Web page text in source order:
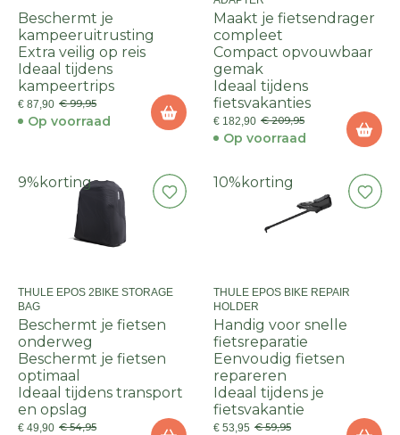
Beschermt je
kampeeruitrusting
Extra veilig op reis
Ideaal tijdens
kampeertrips
€ 87,90 € 99,95
Op voorraad
Maakt je fietsendrager
compleet
Compact opvouwbaar
gemak
Ideaal tijdens
fietsvakanties
€ 182,90 € 209,95
Op voorraad
9% korting
THULE EPOS 2BIKE STORAGE
BAG
Beschermt je fietsen
onderweg
Beschermt je fietsen
optimaal
Ideaal tijdens transport
en opslag
€ 49,90 € 54,95
10% korting
THULE EPOS BIKE REPAIR
HOLDER
Handig voor snelle
fietsreparatie
Eenvoudig fietsen
repareren
Ideaal tijdens je
fietsvakantie
€ 53,95 € 59,95